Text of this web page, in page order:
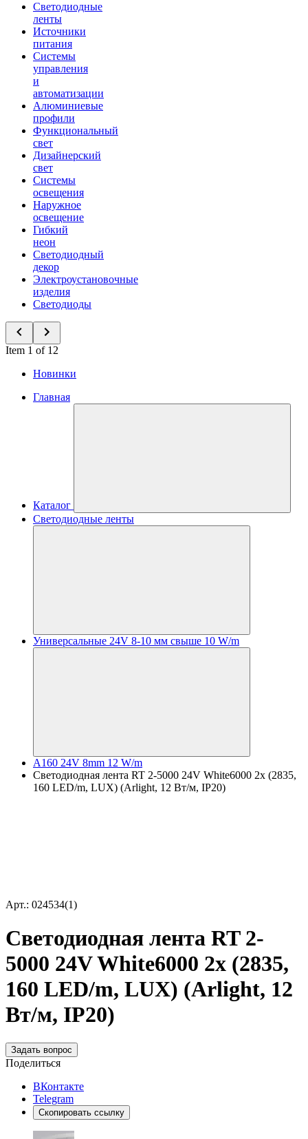
Светодиодные
ленты
Источники
питания
Системы
управления
и
автоматизации
Алюминиевые
профили
Функциональный
свет
Дизайнерский
свет
Системы
освещения
Наружное
освещение
Гибкий
неон
Светодиодный
декор
Электроустановочные
изделия
Светодиоды
Item 1 of 12
Новинки
Главная
Каталог
Светодиодные ленты
Универсальные 24V 8-10 мм свыше 10 W/m
A160 24V 8mm 12 W/m
Светодиодная лента RT 2-5000 24V White6000 2x (2835,
160 LED/m, LUX) (Arlight, 12 Вт/м, IP20)
Арт.: 024534(1)
Светодиодная лента RT 2-
5000 24V White6000 2x (2835,
160 LED/m, LUX) (Arlight, 12
Вт/м, IP20)
Задать вопрос
Поделиться
ВКонтакте
Telegram
Скопировать ссылку